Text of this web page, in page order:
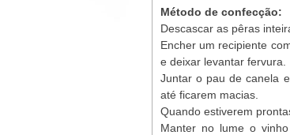
Método de confecção:
Descascar as pêras
Encher um recipiente
e deixar levantar fervura.
Juntar o pau de canela
até ficarem macias.
Quando estiverem
Manter no lume o